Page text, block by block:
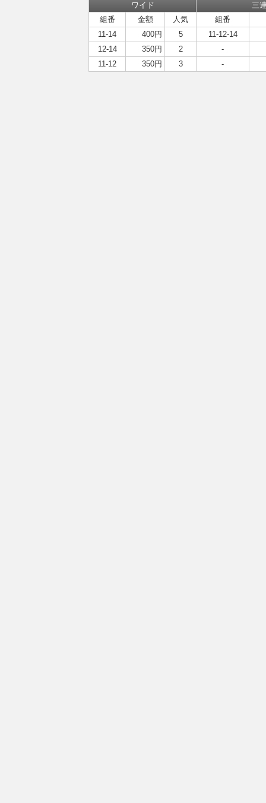
ワイド
三
組番
金額 人気
組番
11-14
400円 5
11-12-14
12-14
350円 2
-
11-12
350円 3 -